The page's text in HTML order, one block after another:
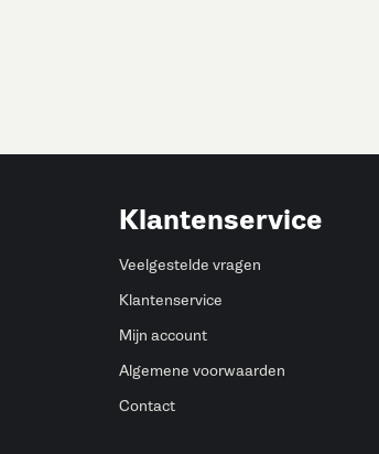
Klantenservice
Veelgestelde vragen
Klantenservice
Mijn account
Algemene voorwaarden
Contact